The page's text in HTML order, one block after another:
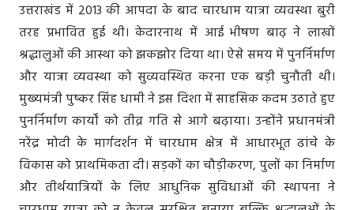
उत्तराखंड में 2013 की आपदा के बाद चारधाम यात्रा व्यवस्था बुरी
तरह प्रभावित हुई थी। केदारनाथ में आई भीषण बाढ़ ने लाखों
श्रद्धालुओं की आस्था को झकझोर दिया था। ऐसे समय में पुनर्निर्माण
और यात्रा व्यवस्था को सुव्यवस्थित करना एक बड़ी चुनौती थी।
मुख्यमंत्री पुष्कर सिंह धामी ने इस दिशा में साहसिक कदम उठाते हुए
पुनर्निर्माण कार्यों को तीव्र गति से आगे बढ़ाया। उन्होंने प्रधानमंत्री
नरेंद्र मोदी के मार्गदर्शन में चारधाम क्षेत्र में आधारभूत ढांचे के
विकास को प्राथमिकता दी। सड़कों का चौड़ीकरण, पुलों का निर्माण
और तीर्थयात्रियों के लिए आधुनिक सुविधाओं की स्थापना ने